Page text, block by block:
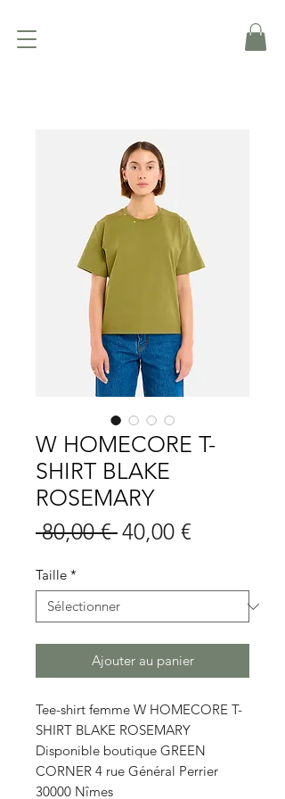
W HOMECORE T-
SHIRT BLAKE
ROSEMARY
80,00 € Prix
40,00 €
Taille *
Ajouter au panier
Tee-shirt femme W HOMECORE T-
SHIRT BLAKE ROSEMARY
Disponible boutique GREEN
CORNER 4 rue Général Perrier
30000 Nîmes